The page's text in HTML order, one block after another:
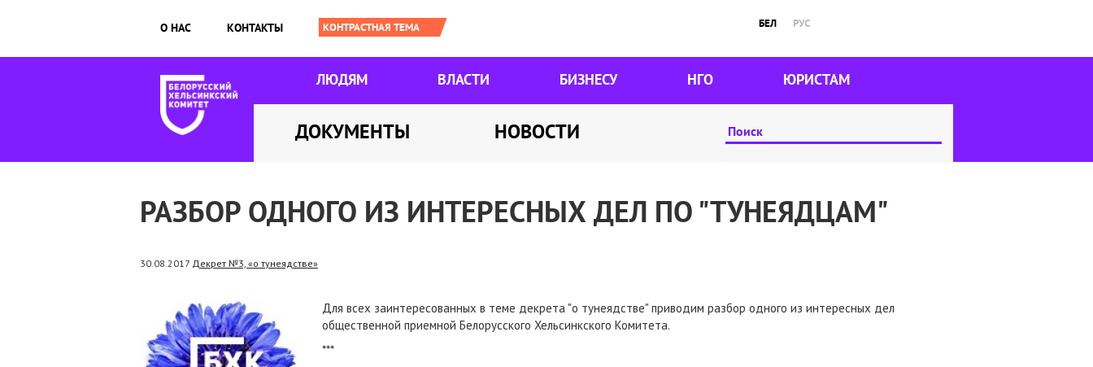
О НАС КОНТАКТЫ БЕЛ РУС
ЛЮДЯМ ВЛАСТИ БИЗНЕСУ НГО ЮРИСТАМ
ДОКУМЕНТЫ НОВОСТИ
РАЗБОР ОДНОГО ИЗ ИНТЕРЕСНЫХ ДЕЛ ПО "ТУНЕЯДЦАМ"
30.08.2017 Декрет №3, «о тунеядстве»
Для всех заинтересованных в теме декрета "о тунеядстве" приводим разбор одного из интересных дел
общественной приемной Белорусского Хельсинкского Комитета.
***